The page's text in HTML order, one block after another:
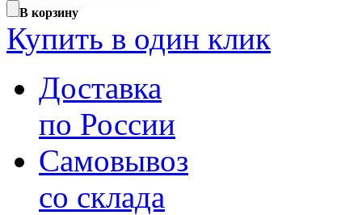
В корзину
Купить в один клик
Доставка
по России
Самовывоз
со склада